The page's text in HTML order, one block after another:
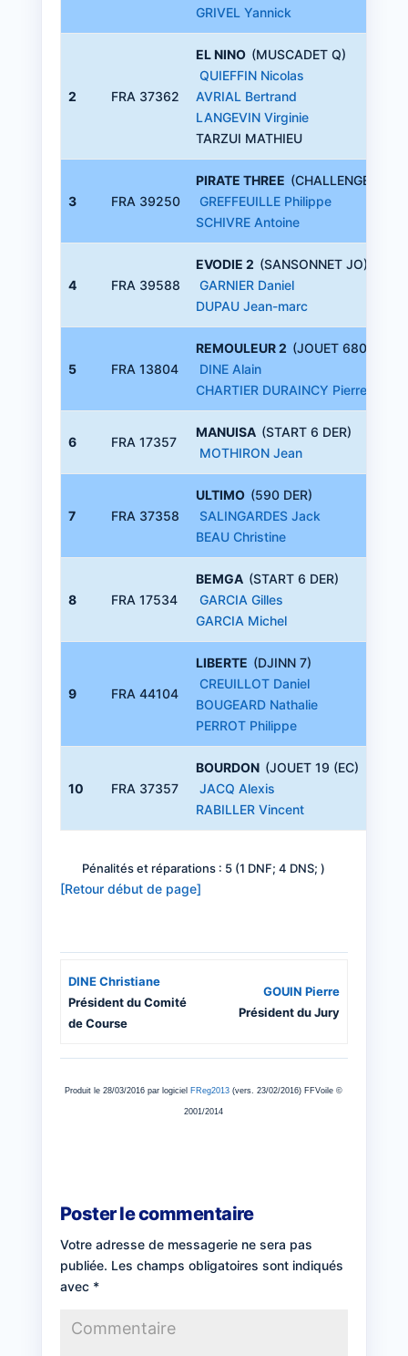
GRIVEL Yannick
2 FRA 37362
EL NINO (MUSCADET Q)
QUIEFFIN Nicolas
AVRIAL Bertrand
LANGEVIN Virginie
TARZUI MATHIEU
3 FRA 39250
PIRATE THREE (CHALLENGER M)
GREFFEUILLE Philippe
SCHIVRE Antoine
4 FRA 39588
EVODIE 2 (SANSONNET JO)
GARNIER Daniel
DUPAU Jean-marc
5 FRA 13804
REMOULEUR 2 (JOUET 680 DE)
DINE Alain
CHARTIER DURAINCY Pierre
6 FRA 17357
MANUISA (START 6 DER)
MOTHIRON Jean
7 FRA 37358
ULTIMO (590 DER)
SALINGARDES Jack
BEAU Christine
8 FRA 17534
BEMGA (START 6 DER)
GARCIA Gilles
GARCIA Michel
9 FRA 44104
LIBERTE (DJINN 7)
CREUILLOT Daniel
BOUGEARD Nathalie
PERROT Philippe
10 FRA 37357
BOURDON (JOUET 19 (EC)
JACQ Alexis
RABILLER Vincent
Pénalités et réparations : 5 (1 DNF; 4 DNS; )
[Retour début de page]
DINE Christiane
Président du Comité
de Course
GOUIN Pierre
Président du Jury
Produit le 28/03/2016 par logiciel FReg2013 (vers. 23/02/2016) FFVoile ©
2001/2014
Poster le commentaire
Votre adresse de messagerie ne sera pas
publiée. Les champs obligatoires sont indiqués
avec *